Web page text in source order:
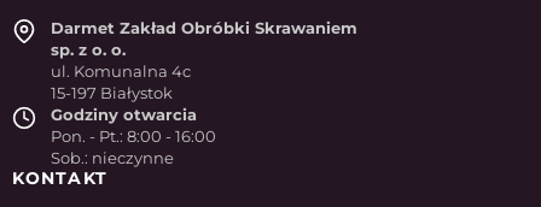
Darmet Zakład Obróbki Skrawaniem
sp. z o. o.
ul. Komunalna 4c
15-197 Białystok
Godziny otwarcia
Pon. - Pt.: 8:00 - 16:00
Sob.: nieczynne
KONTAKT